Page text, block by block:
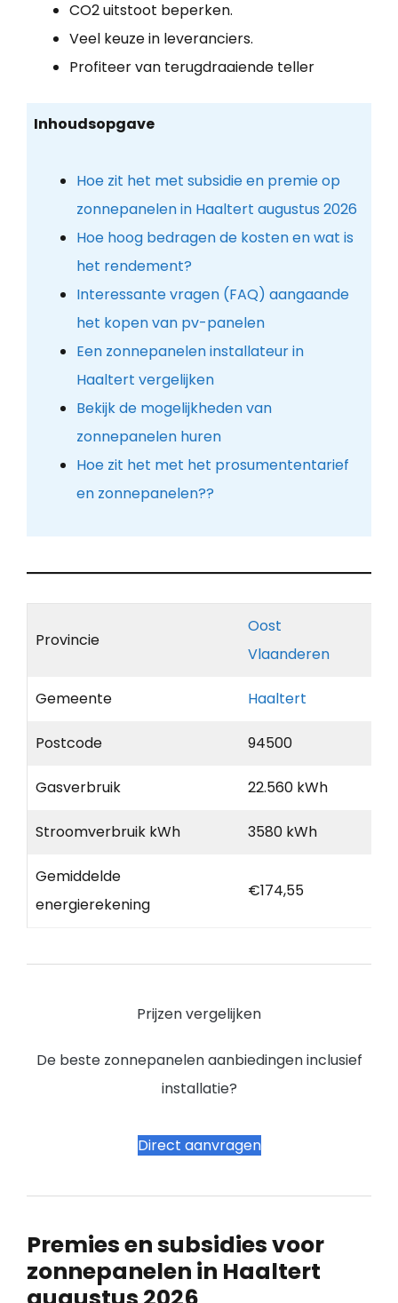
CO2 uitstoot beperken.
Veel keuze in leveranciers.
Profiteer van terugdraaiende teller
Inhoudsopgave
Hoe zit het met subsidie en premie op
zonnepanelen in Haaltert augustus 2026
Hoe hoog bedragen de kosten en wat is
het rendement?
Interessante vragen (FAQ) aangaande
het kopen van pv-panelen
Een zonnepanelen installateur in
Haaltert vergelijken
Bekijk de mogelijkheden van
zonnepanelen huren
Hoe zit het met het prosumententarief
en zonnepanelen??
Provincie
Oost
Vlaanderen
Gemeente Haaltert
Postcode 94500
Gasverbruik 22.560 kWh
Stroomverbruik kWh 3580 kWh
Gemiddelde
energierekening
€174,55
Prijzen vergelijken
De beste zonnepanelen aanbiedingen inclusief
installatie?
Direct aanvragen
Premies en subsidies voor
zonnepanelen in Haaltert